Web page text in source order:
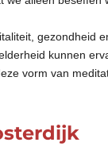
gezondheid
kunnen
vorm van